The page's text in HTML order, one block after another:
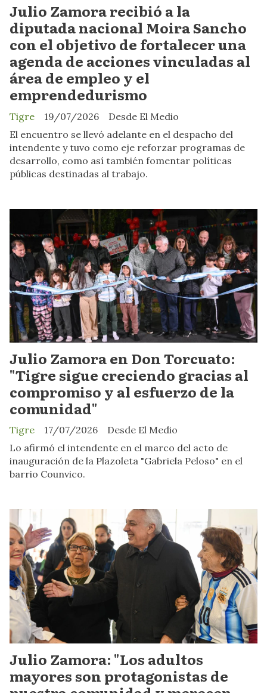
Julio Zamora recibió a la
diputada nacional Moira Sancho
con el objetivo de fortalecer una
agenda de acciones vinculadas al
área de empleo y el
emprendedurismo
Desde El Medio
Tigre
19/07/2026
El encuentro se llevó adelante en el despacho del
intendente y tuvo como eje reforzar programas de
desarrollo, como así también fomentar políticas
públicas destinadas al trabajo.
Julio Zamora en Don Torcuato:
"Tigre sigue creciendo gracias al
compromiso y al esfuerzo de la
comunidad"
Desde El Medio
Tigre
17/07/2026
Lo afirmó el intendente en el marco del acto de
inauguración de la Plazoleta "Gabriela Peloso" en el
barrio Counvico.
Julio Zamora: "Los adultos
mayores son protagonistas de